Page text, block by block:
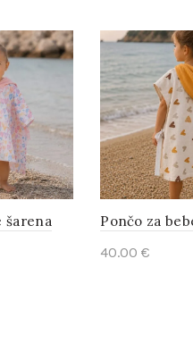
šarena
Pončo za
40.00€